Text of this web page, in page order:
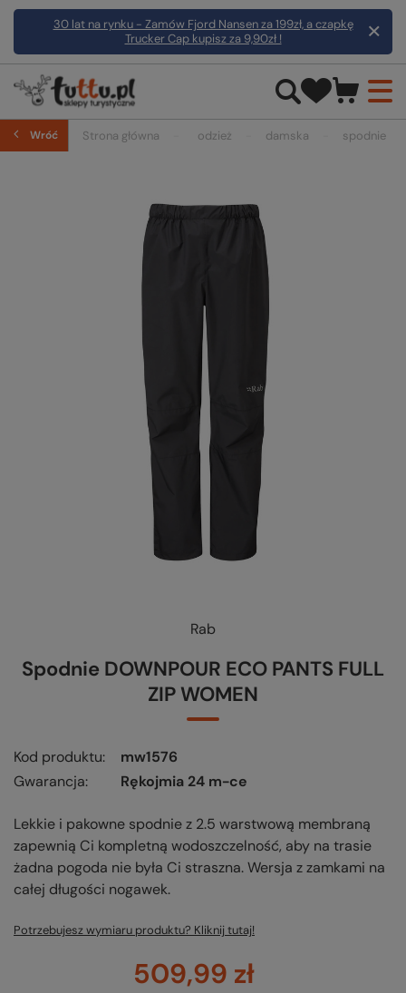
30 lat na rynku - Zamów Fjord Nansen za 199zł, a czapkę
Trucker Cap kupisz za 9,90zł !
Wróć Strona główna odzież damska spodnie
KUP-SPRAWDŹ-WYMIEŃ
Rab
Spodnie DOWNPOUR ECO PANTS FULL
ZIP WOMEN
Kod produktu
mw1576
Gwarancja
Rękojmia 24 m-ce
Lekkie i pakowne spodnie z 2.5 warstwową membraną
zapewnią Ci kompletną wodoszczelność, aby na trasie
żadna pogoda nie była Ci straszna. Wersja z zamkami na
całej długości nogawek.
Potrzebujesz wymiaru produktu? Kliknij tutaj!
509,99 zł